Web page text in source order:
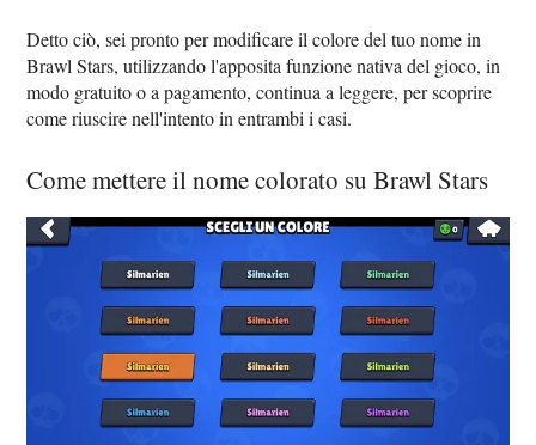
Detto ciò, sei pronto per modificare il colore del tuo nome in
Brawl Stars, utilizzando l'apposita funzione nativa del gioco, in
modo gratuito o a pagamento, continua a leggere, per scoprire
come riuscire nell'intento in entrambi i casi.
Come mettere il nome colorato su Brawl Stars